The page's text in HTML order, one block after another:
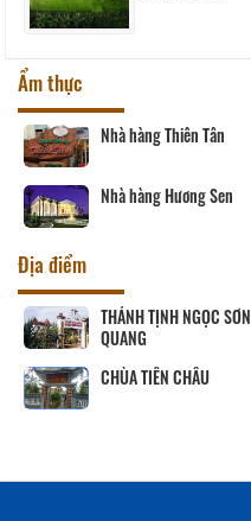
Ẩm thực
Nhà hàng Thiên Tân
Nhà hàng Hương Sen
Địa điểm
THÁNH TỊNH NGỌC SƠN
QUANG
CHÙA TIÊN CHÂU